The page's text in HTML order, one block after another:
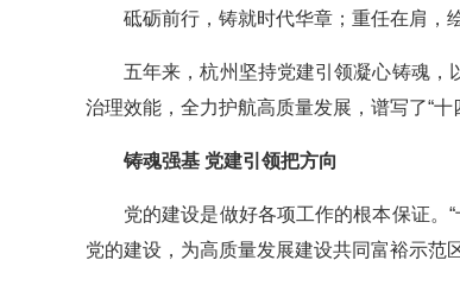
砥砺前行，铸就时代华章；重任在肩，
五年来，杭州坚持党建引领凝心铸魂，
治理效能，全力护航高质量发展，谱写了“十
铸魂强基 党建引领把方向
党的建设是做好各项工作的根本保证。
党的建设，为高质量发展建设共同富裕示范